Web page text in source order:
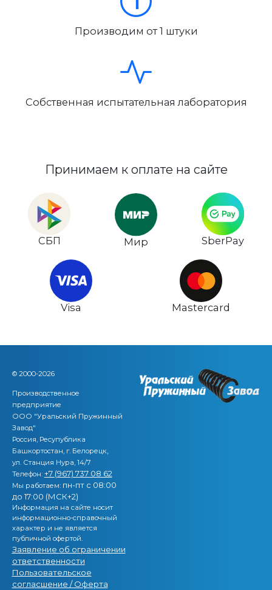
Производим от 1 штуки
Собственная испытательная лаборатория
Принимаем к оплате на сайте
СБП Мир SberPay
Visa Mastercard
© 2000-2026
Производственное
предприятие
ООО "Уральский Пружинный
Завод"
Россия, Ресупублика
Башкортостан, г. Белорецк,
ул. Станция Нура, 14/7
Телефон: +7 (967) 737 08 62
Мы работаем: пн-пт с 08:00
до 17:00 (МСК+2)
Информация на сайте носит
информационно-справочный
характер и не является
публичной офертой.
Заявление об ограничении
ответственности
Пользовательское
согласшение / Оферта